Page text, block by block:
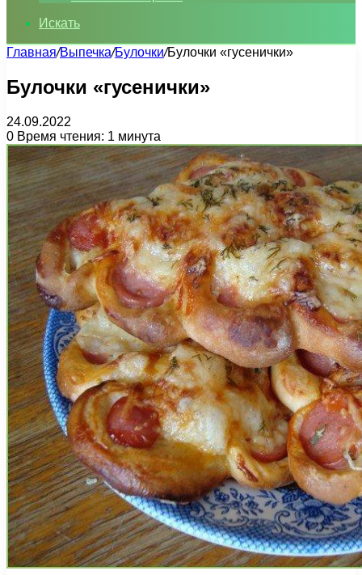
Искать
Главная/Выпечка/Булочки/Булочки «гусенички»
Булочки «гусенички»
24.09.2022
0 Время чтения: 1 минута